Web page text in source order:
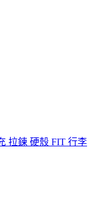
拉鍊 硬殼 FIT 行李